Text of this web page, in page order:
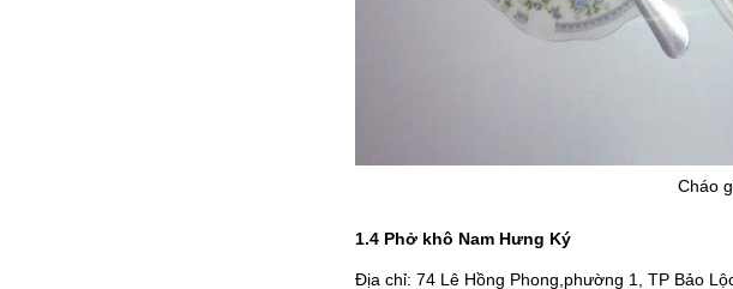
Cháo
1.4 Phở khô Nam Hưng Ký
Địa chỉ: 74 Lê Hồng Phong,phường 1, TP Bảo